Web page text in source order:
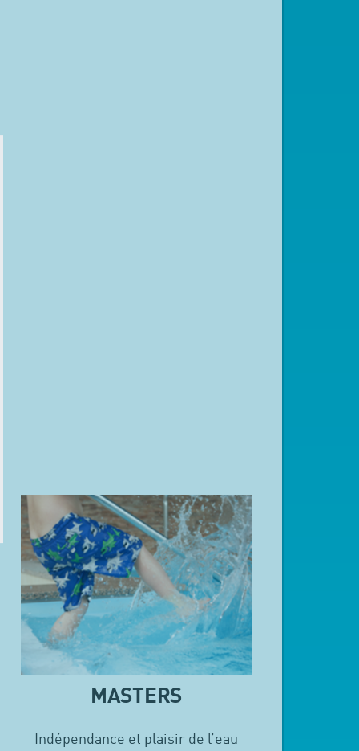
MASTERS
Indépendance et plaisir de l’eau